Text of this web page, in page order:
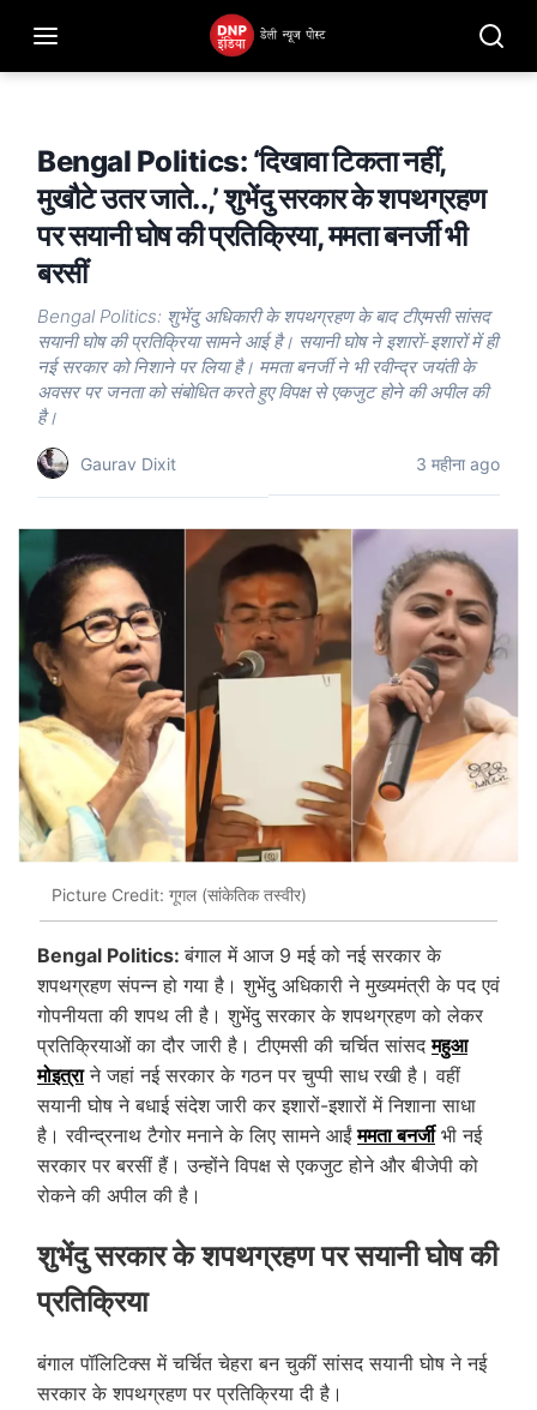
Bengal Politics: ‘दिखावा टिकता नहीं,
मुखौटे उतर जाते..,’ शुभेंदु सरकार के शपथग्रहण
पर सयानी घोष की प्रतिक्रिया, ममता बनर्जी भी
बरसीं
Bengal Politics: शुभेंदु अधिकारी के शपथग्रहण के बाद टीएमसी सांसद
सयानी घोष की प्रतिक्रिया सामने आई है। सयानी घोष ने इशारों-इशारों में ही
नई सरकार को निशाने पर लिया है। ममता बनर्जी ने भी रवीन्द्र जयंती के
अवसर पर जनता को संबोधित करते हुए विपक्ष से एकजुट होने की अपील की
है।
Gaurav Dixit 3 महीना ago
Picture Credit: गूगल (सांकेतिक तस्वीर)
Bengal Politics:बंगाल में आज 9 मई को नई सरकार के
शपथग्रहण संपन्न हो गया है। शुभेंदु अधिकारी ने मुख्यमंत्री के पद एवं
गोपनीयता की शपथ ली है। शुभेंदु सरकार के शपथग्रहण को लेकर
प्रतिक्रियाओं का दौर जारी है। टीएमसी की चर्चित सांसदमहुआ
मोइत्राने जहां नई सरकार के गठन पर चुप्पी साध रखी है। वहीं
सयानी घोष ने बधाई संदेश जारी कर इशारों-इशारों में निशाना साधा
है। रवीन्द्रनाथ टैगोर मनाने के लिए सामने आईंममता बनर्जीभी नई
सरकार पर बरसीं हैं। उन्होंने विपक्ष से एकजुट होने और बीजेपी को
रोकने की अपील की है।
शुभेंदु सरकार के शपथग्रहण पर सयानी घोष की
प्रतिक्रिया
बंगाल पॉलिटिक्स में चर्चित चेहरा बन चुकीं सांसद सयानी घोष ने नई
सरकार के शपथग्रहण पर प्रतिक्रिया दी है।